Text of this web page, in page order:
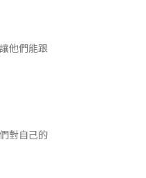
他們能跟
對自己的